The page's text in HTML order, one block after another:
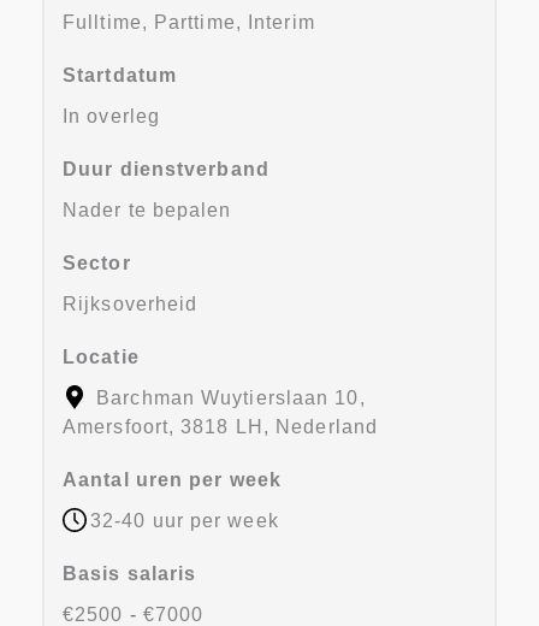
Fulltime, Parttime, Interim
Startdatum
In overleg
Duur dienstverband
Nader te bepalen
Sector
Rijksoverheid
Locatie
Barchman Wuytierslaan 10,
Amersfoort, 3818 LH, Nederland
Aantal uren per week
32-40 uur per week
Basis salaris
€2500 - €7000